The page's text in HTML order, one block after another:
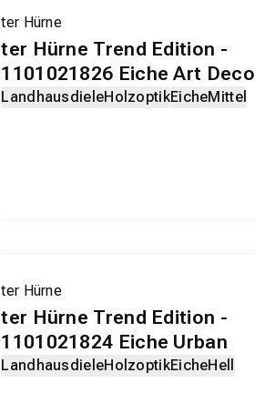
ter Hürne
ter Hürne Trend Edition -
1101021826 Eiche Art Deco
LandhausdieleHolzoptikEicheMittel
ter Hürne
ter Hürne Trend Edition -
1101021824 Eiche Urban
LandhausdieleHolzoptikEicheHell